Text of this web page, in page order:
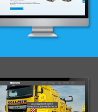
Webdesign & -entwicklung